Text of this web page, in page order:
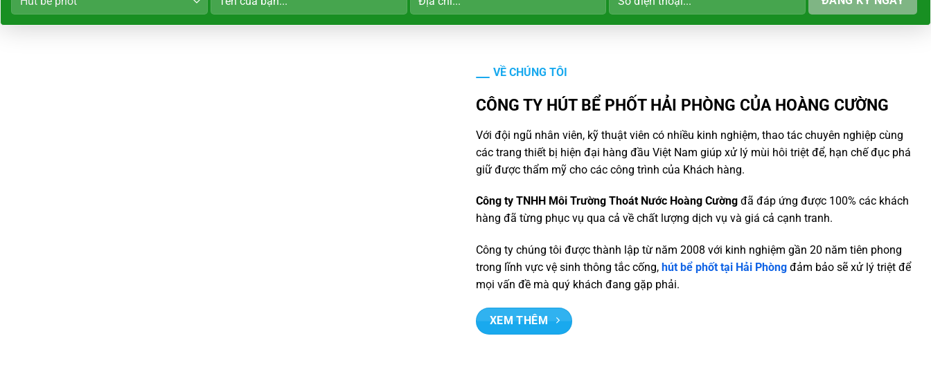
VỀ CHÚNG TÔI
CÔNG TY HÚT BỂ PHỐT HẢI PHÒNG CỦA HOÀNG CƯỜNG
Với đội ngũ nhân viên, kỹ thuật viên có nhiều kinh nghiệm, thao tác chuyên nghiệp cùng
các trang thiết bị hiện đại hàng đầu Việt Nam giúp xử lý mùi hôi triệt để, hạn chế đục phá
giữ được thẩm mỹ cho các công trình của Khách hàng.
Công ty TNHH Môi Trường Thoát Nước Hoàng Cường đã đáp ứng được 100% các khách
hàng đã từng phục vụ qua cả về chất lượng dịch vụ và giá cả cạnh tranh.
Công ty chúng tôi được thành lập từ năm 2008 với kinh nghiệm gần 20 năm tiên phong
trong lĩnh vực vệ sinh thông tắc cống, hút bể phốt tại Hải Phòng đảm bảo sẽ xử lý triệt để
mọi vấn đề mà quý khách đang gặp phải.
XEM THÊM